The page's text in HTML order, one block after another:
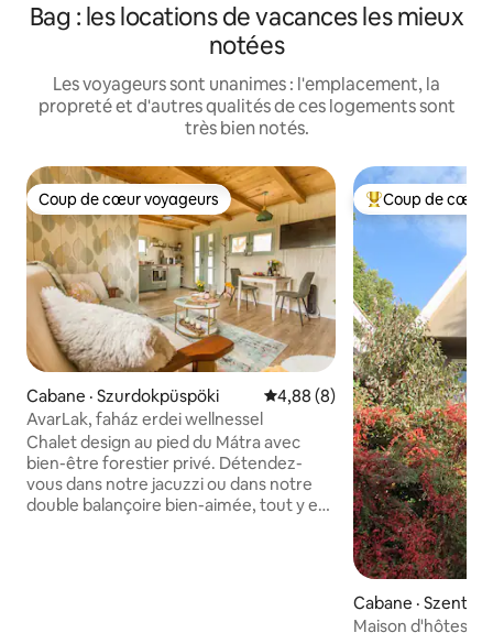
Bag : les locations de vacances les mieux
notées
Les voyageurs sont unanimes : l'emplacement, la
propreté et d'autres qualités de ces logements sont
très bien notés.
Coup de cœur voyageurs
Coup de cœur voyageurs
Cabane · Szurdokpüspöki Note moyenne de 4,88 sur 5,
4,88 (8)
AvarLak, faház erdei wellnessel
Chalet design au pied du Mátra avec
bien-être forestier privé. Détendez-
vous dans notre jacuzzi ou dans notre
double balançoire bien-aimée, tout y est
Coup de cœur
Coup de cœur
Cabane ·
Maison d'hôtes